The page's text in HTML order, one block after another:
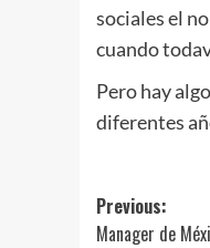
sociales el
cuando
Pero hay
diferentes
Post
Previous:
Manager de